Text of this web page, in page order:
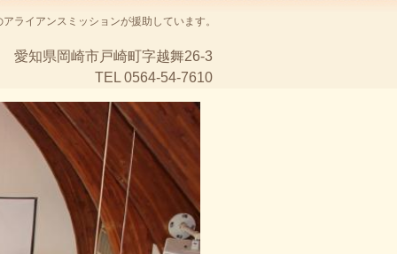
ライアンスミッションが援助しています。
愛知県岡崎市戸崎町字越舞26-3
TEL 0564-54-7610